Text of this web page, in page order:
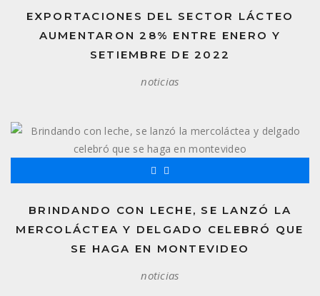
EXPORTACIONES DEL SECTOR LÁCTEO
AUMENTARON 28% ENTRE ENERO Y
SETIEMBRE DE 2022
noticias
BRINDANDO CON LECHE, SE LANZÓ LA
MERCOLÁCTEA Y DELGADO CELEBRÓ QUE
SE HAGA EN MONTEVIDEO
noticias